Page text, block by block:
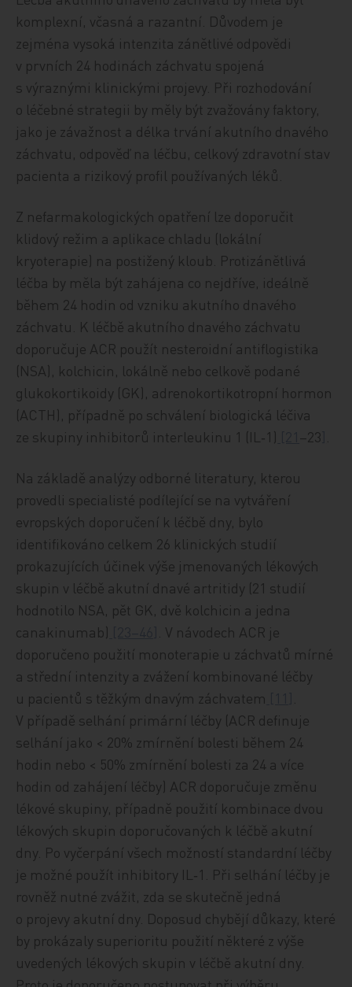
komplexní, včasná a razantní. Důvodem je
zejména vysoká intenzita zánětlivé odpovědi
v prvních 24 hodinách záchvatu spojená
s výraznými klinickými projevy. Při rozhodování
o léčebné strategii by měly být zvažovány faktory,
jako je závažnost a délka trvání akutního dnavého
záchvatu, odpověď na léčbu, celkový zdravotní stav
pacienta a rizikový profil používaných léků.
Z nefarmakologických opatření lze doporučit
klidový režim a aplikace chladu (lokální
kryoterapie) na postižený kloub. Protizánětlivá
léčba by měla být zahájena co nejdříve, ideálně
během 24 hodin od vzniku akutního dnavého
záchvatu. K léčbě akutního dnavého záchvatu
doporučuje ACR použít nesteroidní antiflogistika
(NSA), kolchicin, lokálně nebo celkově podané
glukokortikoidy (GK), adrenokortikotropní hormon
(ACTH), případně po schválení biologická léčiva
ze skupiny inhibitorů interleukinu 1 (IL‑1)
–23
Na základě analýzy odborné literatury, kterou
provedli specialisté podílející se na vytváření
evropských doporučení k léčbě dny, bylo
identifikováno celkem 26 klinických studií
prokazujících účinek výše jmenovaných lékových
skupin v léčbě akutní dnavé artritidy (21 studií
hodnotilo NSA, pět GK, dvě kolchicin a jedna
canakinumab)
. V návodech ACR je
doporučeno použití monoterapie u záchvatů mírné
a střední intenzity a zvážení kombinované léčby
u pacientů s těžkým dnavým záchvatem
V případě selhání primární léčby (ACR definuje
selhání jako < 20% zmírnění bolesti během 24
hodin nebo < 50% zmírnění bolesti za 24 a více
hodin od zahájení léčby) ACR doporučuje změnu
lékové skupiny, případně použití kombinace dvou
lékových skupin doporučovaných k léčbě akutní
dny. Po vyčerpání všech možností standardní léčby
je možné použít inhibitory IL‑1. Při selhání léčby je
rovněž nutné zvážit, zda se skutečně jedná
o projevy akutní dny. Doposud chybějí důkazy, které
by prokázaly superioritu použití některé z výše
uvedených lékových skupin v léčbě akutní dny.